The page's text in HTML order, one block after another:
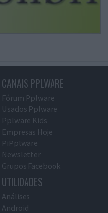
CANAIS PPLWARE
Fórum Pplware
Usados Pplware
Pplware Kids
Empresas Hoje
PiPplware
Newsletter
Grupos Facebook
UTILIDADES
Análises
Android